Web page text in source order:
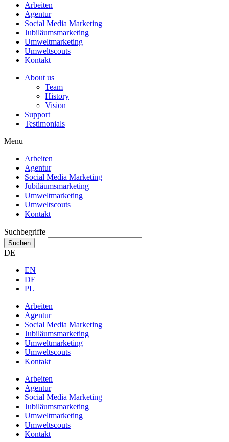
Arbeiten
Agentur
Social Media Marketing
Jubiläums­marketing
Umweltmarketing
Umweltscouts
Kontakt
About us
Team
History
Vision
Support
Testimonials
Menu
Arbeiten
Agentur
Social Media Marketing
Jubiläums­marketing
Umweltmarketing
Umweltscouts
Kontakt
Suchbegriffe
Suchen
DE
EN
DE
PL
Arbeiten
Agentur
Social Media Marketing
Jubiläums­marketing
Umweltmarketing
Umweltscouts
Kontakt
Arbeiten
Agentur
Social Media Marketing
Jubiläums­marketing
Umweltmarketing
Umweltscouts
Kontakt